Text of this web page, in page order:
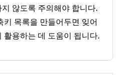
않도록 주의해야 합니다.
키 목록을 만들어두면 잊어
활용하는 데 도움이 됩니다.